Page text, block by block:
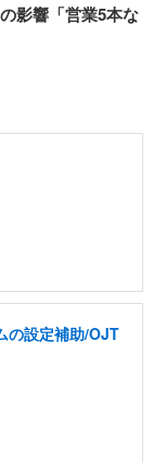
影響「営業5本な
の設定補助/OJT